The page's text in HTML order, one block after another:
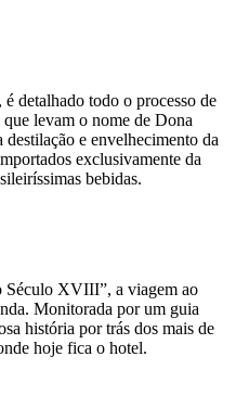
detalhado todo o processo de
levam o nome de Dona
e envelhecimento da
exclusivamente da
bebidas.
Século XVIII”, a viagem ao
Monitorada por um guia
história por trás dos mais de
hoje fica o hotel.